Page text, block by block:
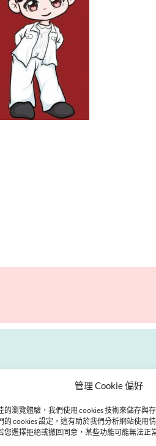
管理 Cookie 偏好
的瀏覽體驗，我們使用 cookies 技術來儲存與
的 cookies 設定，這有助於我們分析網站使用
您選擇拒絕或撤回同意，某些功能可能無法正